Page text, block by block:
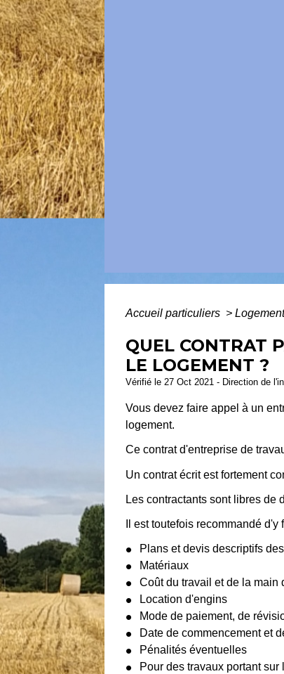
Accueil particuliers >
QUEL CONTRAT
LE LOGEMENT ?
Vérifié le 27 Oct 2021 - Direction de
Vous devez faire appel à un
logement.
Ce contrat d'entreprise de
Un contrat écrit est fortement
Les contractants sont libres de
Il est toutefois recommandé
Plans et devis descriptifs
Matériaux
Coût du travail et de la main
Location d'engins
Mode de paiement, de
Date de commencement et
Pénalités éventuelles
Pour des travaux portant